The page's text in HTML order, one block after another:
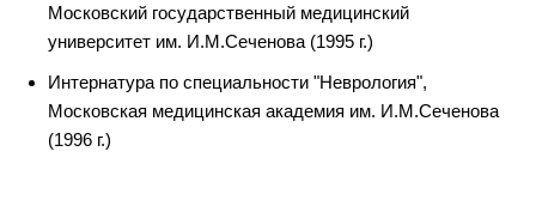
Московский государственный медицинский
университет им. И.М.Сеченова (1995 г.)
Интернатура по специальности "Неврология",
Московская медицинская академия им. И.М.Сеченова
(1996 г.)